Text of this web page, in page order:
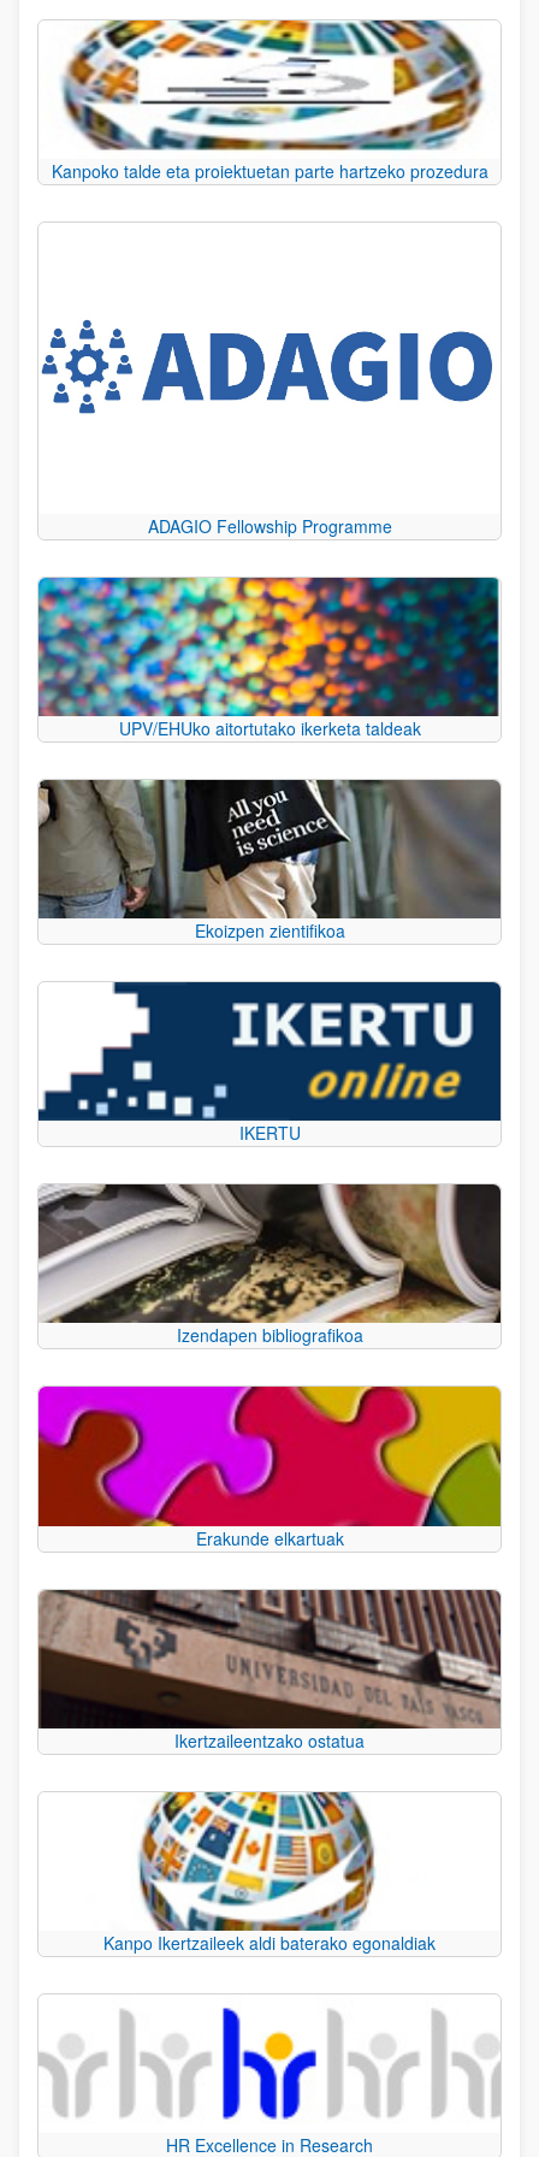
Kanpoko talde eta proiektuetan parte hartzeko prozedura
ADAGIO Fellowship Programme
UPV/EHUko aitortutako ikerketa taldeak
Ekoizpen zientifikoa
IKERTU
Izendapen bibliografikoa
Erakunde elkartuak
Ikertzaileentzako ostatua
Kanpo Ikertzaileek aldi baterako egonaldiak
HR Excellence in Research